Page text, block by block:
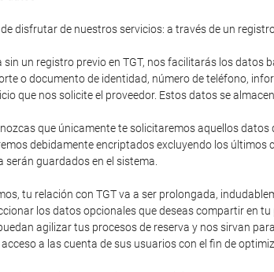
disfrutar de nuestros servicios: a través de un
sin un registro previo en TGT, nos facilitarás los
o documento de identidad, número de teléfono,
que nos solicite el proveedor. Estos datos se
que únicamente te solicitaremos aquellos
debidamente encriptados excluyendo los últimos
serán guardados en el sistema.
tu relación con TGT va a ser prolongada,
los datos opcionales que deseas compartir en
agilizar tus procesos de reserva y nos sirvan
acceso a las cuenta de sus usuarios con el fin de